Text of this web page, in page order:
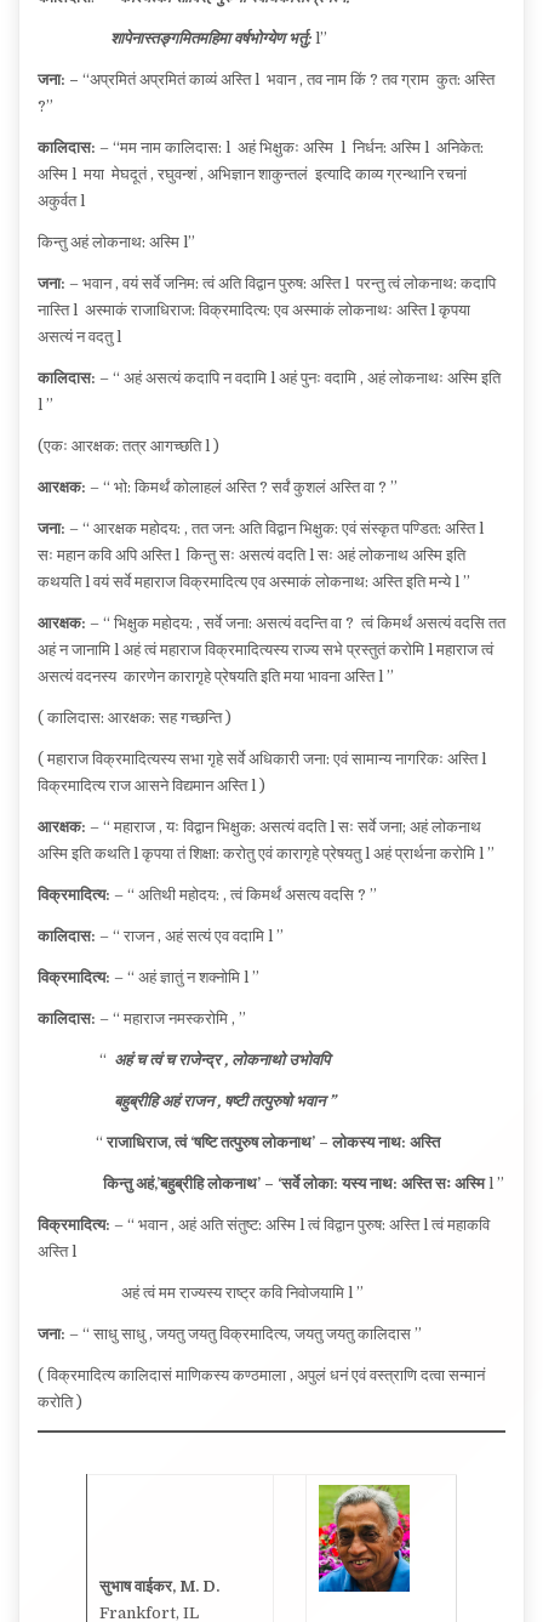
शापेनास्तङ्गमितमहिमा वर्षभोग्येण भर्तु: l”
जना: – “अप्रमितं अप्रमितं काव्यं अस्ति l भवान , तव नाम किं ? तव ग्राम कुत: अस्ति
?”
कालिदास: – “मम नाम कालिदास: l अहं भिक्षुकः अस्मि l निर्धन: अस्मि l अनिकेत:
अस्मि l मया मेघदूतं , रघुवन्शं , अभिज्ञान शाकुन्तलं इत्यादि काव्य ग्रन्थानि रचनां
अकुर्वत l
किन्तु अहं लोकनाथ: अस्मि l”
जना: – भवान , वयं सर्वे जनिम: त्वं अति विद्वान पुरुष: अस्ति l परन्तु त्वं लोकनाथ: कदापि
नास्ति l अस्माकं राजाधिराज: विक्रमादित्य: एव अस्माकं लोकनाथः अस्ति l कृपया
असत्यं न वदतु l
कालिदास: – “ अहं असत्यं कदापि न वदामि l अहं पुनः वदामि , अहं लोकनाथः अस्मि इति
l ”
(एकः आरक्षक: तत्र आगच्छति l )
आरक्षक: – “ भो: किमर्थं कोलाहलं अस्ति ? सर्वं कुशलं अस्ति वा ? ”
जना: – “ आरक्षक महोदय: , तत जन: अति विद्वान भिक्षुक: एवं संस्कृत पण्डित: अस्ति l
सः महान कवि अपि अस्ति l किन्तु सः असत्यं वदति l सः अहं लोकनाथ अस्मि इति
कथयति l वयं सर्वे महाराज विक्रमादित्य एव अस्माकं लोकनाथ: अस्ति इति मन्ये l ”
आरक्षक: – “ भिक्षुक महोदय: , सर्वे जना: असत्यं वदन्ति वा ? त्वं किमर्थं असत्यं वदसि तत
अहं न जानामि l अहं त्वं महाराज विक्रमादित्यस्य राज्य सभे प्रस्तुतं करोमि l महाराज त्वं
असत्यं वदनस्य कारणेन कारागृहे प्रेषयति इति मया भावना अस्ति l ”
( कालिदास: आरक्षक: सह गच्छन्ति )
( महाराज विक्रमादित्यस्य सभा गृहे सर्वे अधिकारी जना: एवं सामान्य नागरिकः अस्ति l
विक्रमादित्य राज आसने विद्यमान अस्ति l )
आरक्षक: – “ महाराज , यः विद्वान भिक्षुक: असत्यं वदति l सः सर्वे जना; अहं लोकनाथ
अस्मि इति कथति l कृपया तं शिक्षा: करोतु एवं कारागृहे प्रेषयतु l अहं प्रार्थना करोमि l ”
विक्रमादित्य: – “ अतिथी महोदय: , त्वं किमर्थं असत्य वदसि ? ”
कालिदास: – “ राजन , अहं सत्यं एव वदामि l ”
विक्रमादित्य: – “ अहं ज्ञातुं न शक्नोमि l ”
कालिदास: – “ महाराज नमस्करोमि , ”
“ अहं च त्वं च राजेन्द्र , लोकनाथो उभोवपि
बहुब्रीहिअहं राजन , षष्टी तत्पुरुषोभवान ”
“ राजाधिराज, त्वं ‘षष्टि तत्पुरुष लोकनाथ’ – लोकस्य नाथ: अस्ति
किन्तु अहं,’बहुब्रीहि लोकनाथ’ – ‘सर्वे लोका: यस्य नाथ: अस्ति सः अस्मिl ”
विक्रमादित्य: – “ भवान , अहं अति संतुष्ट: अस्मि l त्वं विद्वान पुरुष: अस्ति l त्वं महाकवि
अस्ति l
अहं त्वं मम राज्यस्य राष्ट्र कवि निवोजयामि l ”
जना: – “ साधु साधु , जयतु जयतु विक्रमादित्य, जयतु जयतु कालिदास ”
( विक्रमादित्य कालिदासं माणिकस्य कण्ठमाला , अपुलं धनं एवं वस्त्राणि दत्वा सन्मानं
करोति )
सुभाष वाईकर, M. D.
Frankfort, IL